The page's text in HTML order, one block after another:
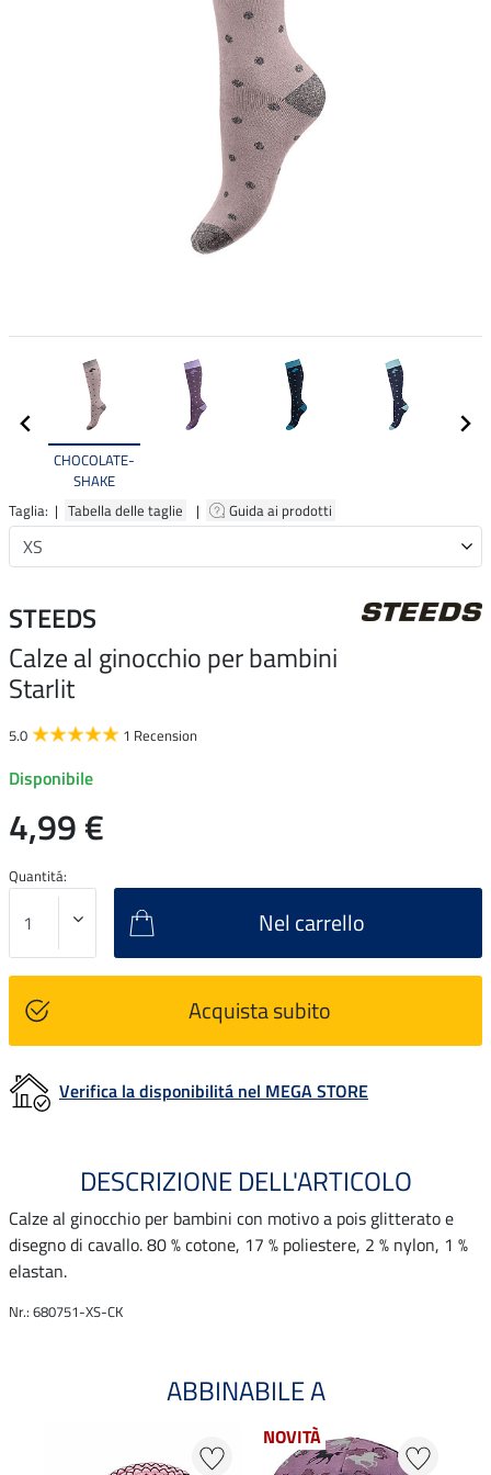
CHOCOLATE-
SHAKE
Taglia: | Tabella delle taglie | Guida ai prodotti
STEEDS
Calze al ginocchio per bambini
Starlit
5.0 1 Recension
Disponibile
4,99 €
Quantitá:
Nel carrello
Acquista subito
Verifica la disponibilitá nel MEGA STORE
DESCRIZIONE DELL'ARTICOLO
Calze al ginocchio per bambini con motivo a pois glitterato e
disegno di cavallo. 80 % cotone, 17 % poliestere, 2 % nylon, 1 %
elastan.
Nr.: 680751-XS-CK
ABBINABILE A
NOVITÀ